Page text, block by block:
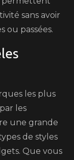
sans avoir
ou passées.
les plus
les
une grande
de styles
Que vous